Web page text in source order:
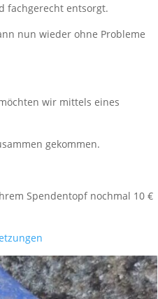
fachgerecht entsorgt.
nun wieder ohne Probleme
wir mittels eines
gekommen.
Spendentopf nochmal 10 €